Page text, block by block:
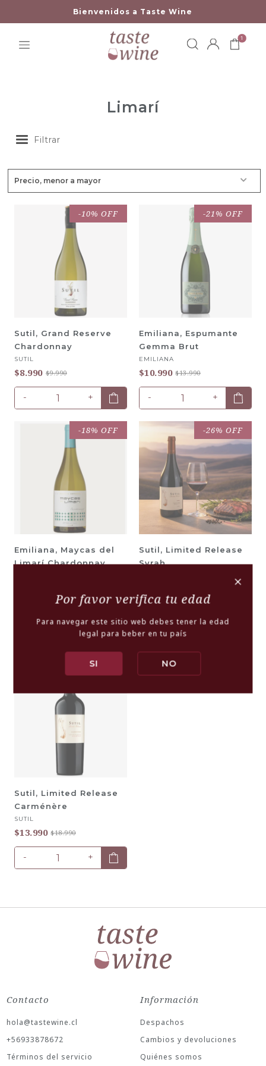
Bienvenidos a Taste Wine
1
Limarí
Filtrar
-10% OFF
Sutil, Grand Reserve
Chardonnay
SUTIL
$8.990 $9.990
+
-
-21% OFF
Emiliana, Espumante
Gemma Brut
EMILIANA
$10.990 $13.990
+
-
-18% OFF
Emiliana, Maycas del
Limarí Chardonnay
+
-26% OFF
Sutil, Limited Release
Syrah
$13.990
-
-26% OFF
Sutil, Limited Release
Carménère
SUTIL
$13.990 $18.990
+
-
+
Por favor verifica tu edad
Para navegar este sitio web debes tener la edad
legal para beber en tu país
SI NO
Contacto
hola@tastewine.cl
+56933878672
Términos del servicio
Información
Despachos
Cambios y devoluciones
Quiénes somos